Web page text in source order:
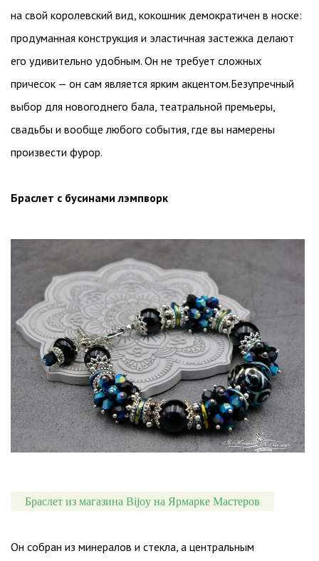
на свой королевский вид, кокошник демократичен в носке:
продуманная конструкция и эластичная застежка делают
его удивительно удобным. Он не требует сложных
причесок — он сам является ярким акцентом.Безупречный
выбор для новогоднего бала, театральной премьеры,
свадьбы и вообще любого события, где вы намерены
произвести фурор.
Браслет с бусинами лэмпворк
Браслет из магазина Bijoy на Ярмарке Мастеров
Он собран из минералов и стекла, а центральным